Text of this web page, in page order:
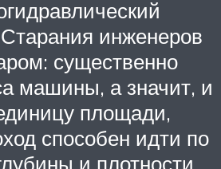
инженеров
существенно
машины, а значит, и
площади,
способен идти по
и плотности.